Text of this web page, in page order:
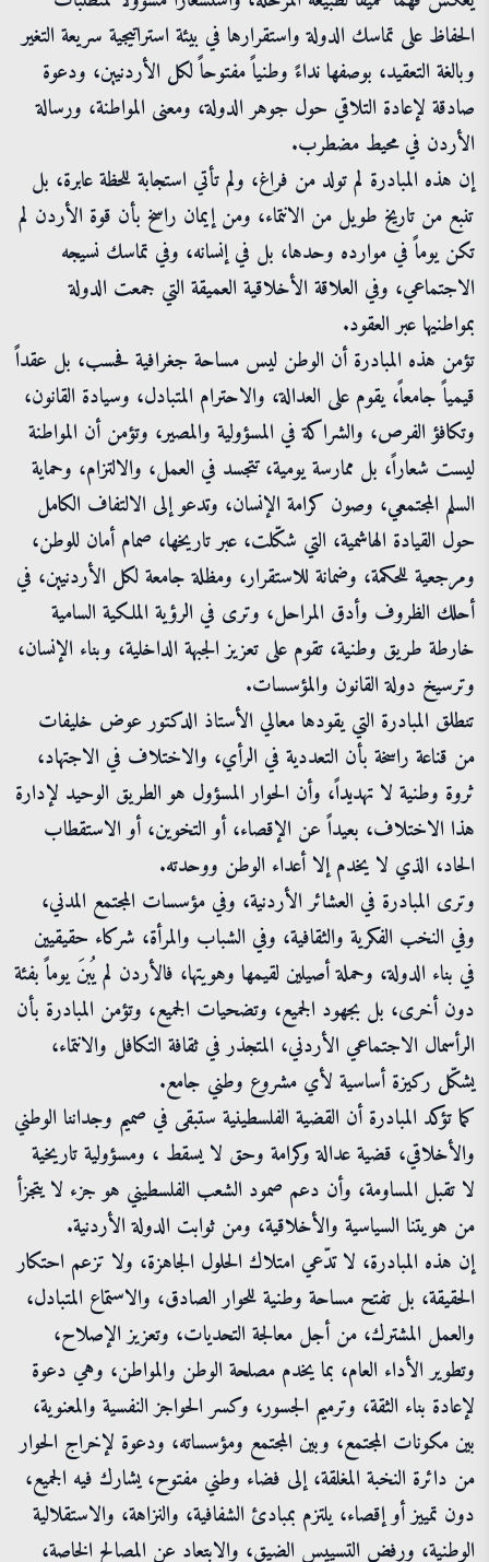
الحفاظ على تماسك الدولة واستقرارها في بيئة استراتيجية سريعة التغير
وبالغة التعقيد، بوصفها نداءً وطنياً مفتوحاً لكل الأردنيين، ودعوة
صادقة لإعادة التلاقي حول جوهر الدولة، ومعنى المواطنة، ورسالة
الأردن في محيط مضطرب.
إن هذه المبادرة لم تولد من فراغ، ولم تأتي استجابة للحظة عابرة، بل
تنبع من تاريخ طويل من الانتماء، ومن إيمان راسخ بأن قوة الأردن لم
تكن يوماً في موارده وحدها، بل في إنسانه، وفي تماسك نسيجه
الاجتماعي، وفي العلاقة الأخلاقية العميقة التي جمعت الدولة
بمواطنيها عبر العقود.
تؤمن هذه المبادرة أن الوطن ليس مساحة جغرافية فحسب، بل عقداً
قيمياً جامعاً، يقوم على العدالة، والاحترام المتبادل، وسيادة القانون،
وتكافؤ الفرص، والشراكة في المسؤولية والمصير، وتؤمن أن المواطنة
ليست شعاراً، بل ممارسة يومية، تتجسد في العمل، والالتزام، وحماية
السلم المجتمعي، وصون كرامة الإنسان، وتدعو إلى الالتفاف الكامل
حول القيادة الهاشمية، التي شكّلت، عبر تاريخها، صمام أمان للوطن،
ومرجعية للحكمة، وضمانة للاستقرار، ومظلة جامعة لكل الأردنيين، في
أحلك الظروف وأدق المراحل، وترى في الرؤية الملكية السامية
خارطة طريق وطنية، تقوم على تعزيز الجبهة الداخلية، وبناء الإنسان،
وترسيخ دولة القانون والمؤسسات.
تنطلق المبادرة التي يقودها معالي الأستاذ الدكتور عوض خليفات
من قناعة راسخة بأن التعددية في الرأي، والاختلاف في الاجتهاد،
ثروة وطنية لا تهديداً، وأن الحوار المسؤول هو الطريق الوحيد لإدارة
هذا الاختلاف، بعيداً عن الإقصاء، أو التخوين، أو الاستقطاب
الحاد، الذي لا يخدم إلا أعداء الوطن ووحدته.
وترى المبادرة في العشائر الأردنية، وفي مؤسسات المجتمع المدني،
وفي النخب الفكرية والثقافية، وفي الشباب والمرأة، شركاء حقيقيين
في بناء الدولة، وحملة أصيلين لقيمها وهويتها، فالأردن لم يُبنَ يوماً بفئة
دون أخرى، بل بجهود الجميع، وتضحيات الجميع، وتؤمن المبادرة بأن
الرأسمال الاجتماعي الأردني، المتجذر في ثقافة التكافل والانتماء،
يشكّل ركيزة أساسية لأي مشروع وطني جامع.
كما تؤكد المبادرة أن القضية الفلسطينية ستبقى في صميم وجداننا الوطني
والأخلاقي، قضية عدالة وكرامة وحق لا يسقط ، ومسؤولية تاريخية
لا تقبل المساومة، وأن دعم صمود الشعب الفلسطيني هو جزء لا يتجزأ
من هويتنا السياسية والأخلاقية، ومن ثوابت الدولة الأردنية.
إن هذه المبادرة، لا تدّعي امتلاك الحلول الجاهزة، ولا تزعم احتكار
الحقيقة، بل تفتح مساحة وطنية للحوار الصادق، والاستماع المتبادل،
والعمل المشترك، من أجل معالجة التحديات، وتعزيز الإصلاح،
وتطوير الأداء العام، بما يخدم مصلحة الوطن والمواطن، وهي دعوة
لإعادة بناء الثقة، وترميم الجسور، وكسر الحواجز النفسية والمعنوية،
بين مكونات المجتمع، وبين المجتمع ومؤسساته، ودعوة لإخراج الحوار
من دائرة النخبة المغلقة، إلى فضاء وطني مفتوح، يشارك فيه الجميع،
دون تمييز أو إقصاء، يلتزم بمبادئ الشفافية، والنزاهة، والاستقلالية
الوطنية، ورفض التسييس الضيق، والابتعاد عن المصالح الخاصة،